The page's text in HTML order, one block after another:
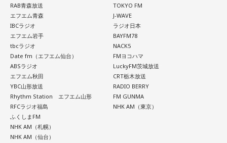
一方で、宝くじの当選を保証するものではありません。「縁
起の良い日に買いたい」という気持ちから、暦を参考にする
人もいるという考え方です。
■2026年8月8日に旅行へ行くのは？
寅の日は、「千里行って千里帰る」という言い伝えから、旅
行や出張にも縁起が良い日とされています。
夏休み期間中ということもあり、旅行や帰省を予定している
人にとっては、暦を意識するきっかけになるかもしれませ
ん。
藤澤：そうだよね！
大森：「ダーリン」で、本編ラストで花火が上がるというの
は結構すごいです。「ケセラセラ」って今まででも花火が上
がったりというか、大きい演出ってすごく親和性があると思
うのだけれど。
「ダーリン」でというのはやっぱりミュージックビデオがあ
あいう感じだったから、すごくみんな受け入れられるという
か良かったのかなと思うのだけれど。バラード曲で花火って
結構僕の中では「おー、そっかそうか」となって。演出チー
ムと話を進めていったんだよね！
RAB青森放送
エフエム青森
IBCラジオ
エフエム岩手
tbcラジオ
Date fm（エフエム仙台）
ABSラジオ
エフエム秋田
YBC山形放送
Rhythm Station エフエム山形
RFCラジオ福島
ふくしまFM
NHK AM（札幌）
NHK AM（仙台）
TOKYO FM
J-WAVE
ラジオ日本
BAYFM78
NACK5
FMヨコハマ
LuckyFM茨城放送
CRT栃木放送
RADIO BERRY
FM GUNMA
NHK AM（東京）